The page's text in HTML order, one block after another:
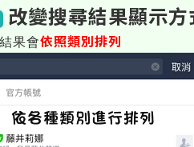
改變搜尋結果顯示方
果會依照類別排列